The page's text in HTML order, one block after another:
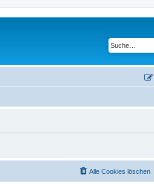
Alle Cookies löschen